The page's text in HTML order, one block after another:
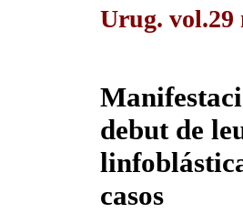
Urug. vol.29
debut de
casos